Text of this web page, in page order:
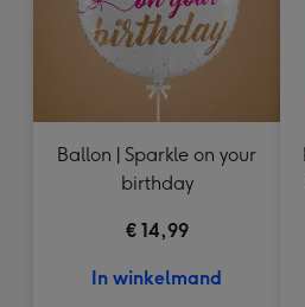
Ballon | Sparkle on your
birthday
€ 14,99
In winkelmand